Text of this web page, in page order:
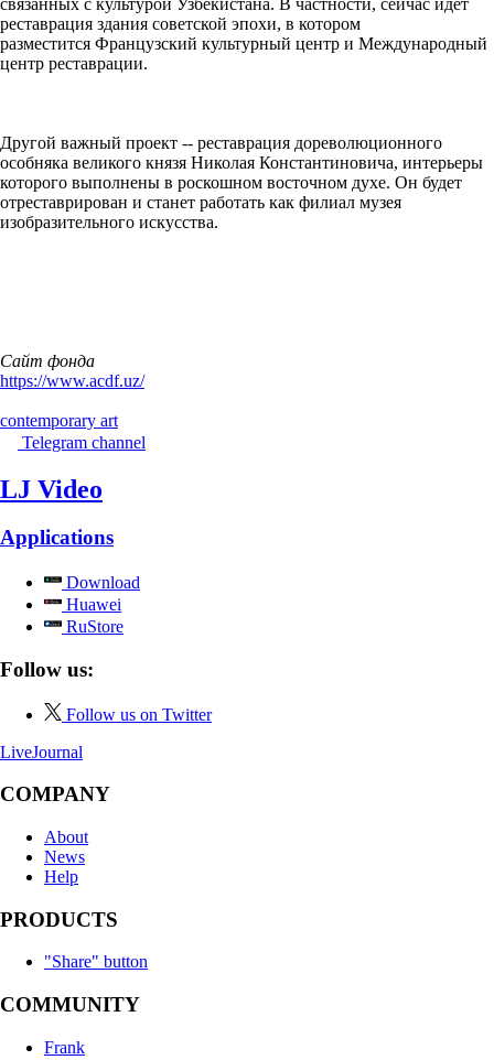
реставрация здания советской эпохи, в котором
разместится Французский культурный центр и Международный
центр реставрации.
Другой важный проект -- реставрация дореволюционного
особняка великого князя Николая Константиновича, интерьеры
которого выполнены в роскошном восточном духе. Он будет
отреставрирован и станет работать как филиал музея
изобразительного искусства.
Сайт фонда
https://www.acdf.uz/
contemporary art
Telegram channel
LJ Video
Applications
Download
Huawei
RuStore
Follow us:
Follow us on Twitter
LiveJournal
COMPANY
About
News
Help
PRODUCTS
"Share" button
COMMUNITY
Frank